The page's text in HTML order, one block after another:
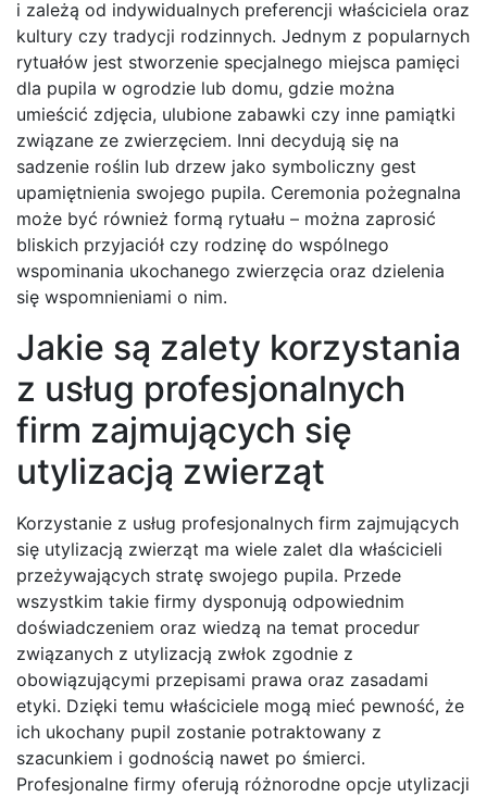
i zależą od indywidualnych preferencji właściciela oraz
kultury czy tradycji rodzinnych. Jednym z popularnych
rytuałów jest stworzenie specjalnego miejsca pamięci
dla pupila w ogrodzie lub domu, gdzie można
umieścić zdjęcia, ulubione zabawki czy inne pamiątki
związane ze zwierzęciem. Inni decydują się na
sadzenie roślin lub drzew jako symboliczny gest
upamiętnienia swojego pupila. Ceremonia pożegnalna
może być również formą rytuału – można zaprosić
bliskich przyjaciół czy rodzinę do wspólnego
wspominania ukochanego zwierzęcia oraz dzielenia
się wspomnieniami o nim.
Jakie są zalety korzystania
z usług profesjonalnych
firm zajmujących się
utylizacją zwierząt
Korzystanie z usług profesjonalnych firm zajmujących
się utylizacją zwierząt ma wiele zalet dla właścicieli
przeżywających stratę swojego pupila. Przede
wszystkim takie firmy dysponują odpowiednim
doświadczeniem oraz wiedzą na temat procedur
związanych z utylizacją zwłok zgodnie z
obowiązującymi przepisami prawa oraz zasadami
etyki. Dzięki temu właściciele mogą mieć pewność, że
ich ukochany pupil zostanie potraktowany z
szacunkiem i godnością nawet po śmierci.
Profesjonalne firmy oferują różnorodne opcje utylizacji